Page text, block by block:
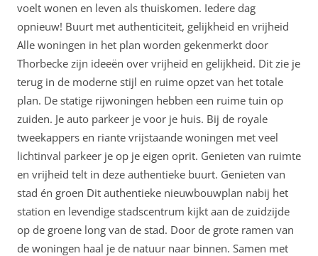
voelt wonen en leven als thuiskomen. Iedere dag
opnieuw! Buurt met authenticiteit, gelijkheid en vrijheid
Alle woningen in het plan worden gekenmerkt door
Thorbecke zijn ideeën over vrijheid en gelijkheid. Dit zie je
terug in de moderne stijl en ruime opzet van het totale
plan. De statige rijwoningen hebben een ruime tuin op
zuiden. Je auto parkeer je voor je huis. Bij de royale
tweekappers en riante vrijstaande woningen met veel
lichtinval parkeer je op je eigen oprit. Genieten van ruimte
en vrijheid telt in deze authentieke buurt. Genieten van
stad én groen Dit authentieke nieuwbouwplan nabij het
station en levendige stadscentrum kijkt aan de zuidzijde
op de groene long van de stad. Door de grote ramen van
de woningen haal je de natuur naar binnen. Samen met